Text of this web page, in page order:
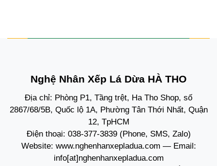
Nghệ Nhân Xếp Lá Dừa HÀ THO
Địa chỉ: Phòng P1, Tầng trệt, Ha Tho Shop, số
2867/68/5B, Quốc lộ 1A, Phường Tân Thới Nhất, Quận
12, TpHCM
Điện thoại: 038-377-3839(Phone, SMS, Zalo)
Website: www.nghenhanxepladua.com — Email:
info[at]nghenhanxepladua.com